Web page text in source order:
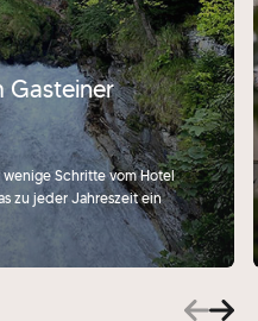
Gasteiner
wenige Schritte vom Hotel
zu jeder Jahreszeit ein